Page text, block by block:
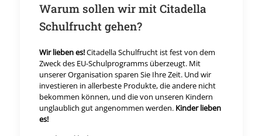
Warum sollen wir mit Citadella
Schulfrucht gehen?
Wir lieben es!Citadella Schulfrucht ist fest von dem
Zweck des EU-Schulprogramms überzeugt. Mit
unserer Organisation sparen Sie Ihre Zeit. Und wir
investieren in allerbeste Produkte, die andere nicht
bekommen können, und die von unseren Kindern
unglaublich gut angenommen werden. Kinder lieben
es!